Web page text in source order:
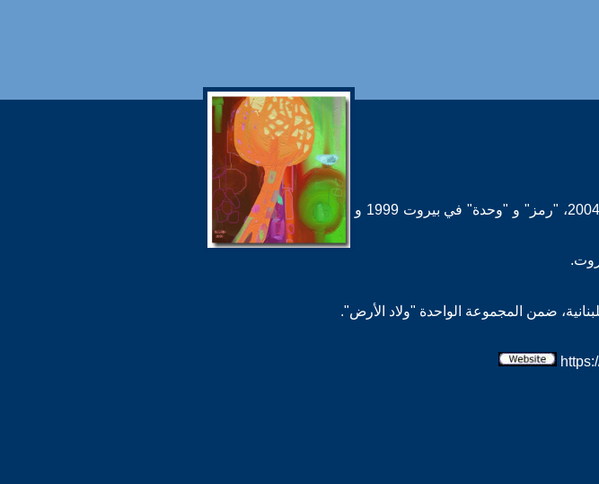
قدم العديد من المسرحيات، اخراجاً وكتابةً، أبرزها "اشباح" في ايطاليا 2004، "رمز" و "وحدة" في بيروت 1999 و
ضمن المجموعة الواحدة "ولاد الأرض".